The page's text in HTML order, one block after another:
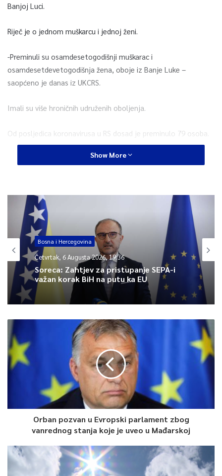
Banjoj Luci.
Riječ je o jednom muškarcu i jednoj ženi.
-Preminuli su osamdesetogodišnji muškarac i
osamdesetdevetogodišnja žena, oboje iz Banje Luke –
saopćeno je danas iz UKCRS.
Imali su više hroničnih udruženih oboljenja.
Od posljedica koronavirusa u RS dosad je preminulo 79 osoba.
0
Show More
Bosna i Hercegovina
Četvrtak, 6 Augusta 2026, 19:36
Soreca: Zahtjev za pristupanje SEPA-i
važan korak BiH na putu ka EU
Orban pozvan u Evropski parlament zbog
vanrednog stanja koje je uveo u Mađarskoj